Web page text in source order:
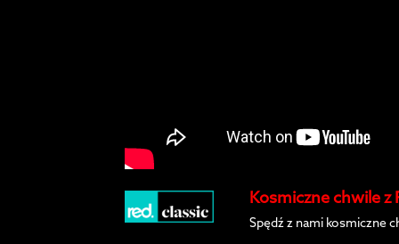
Kosmiczne chwile z
Spędź z nami kosmiczne